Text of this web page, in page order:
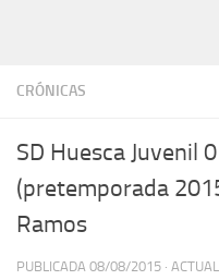
CRÓNICAS
SD Huesca Juvenil
(pretemporada
Ramos
PUBLICADA 08/08/2015 ·